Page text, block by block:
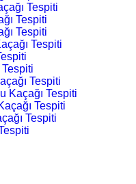
Tespiti
Tespiti
Tespiti
Tespiti
Tespiti
Kaçağı Tespiti
Tespiti
Tespiti